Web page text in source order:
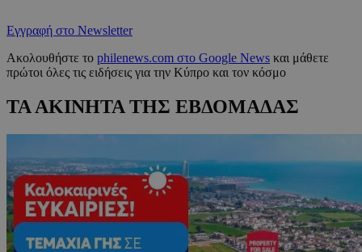
Εγγραφή στο Newsletter
Ακολουθήστε το philenews.com στο Google News και μάθετε
πρώτοι όλες τις ειδήσεις για την Κύπρο και τον κόσμο
ΤΑ ΑΚΙΝΗΤΑ ΤΗΣ ΕΒΔΟΜΑΔΑΣ